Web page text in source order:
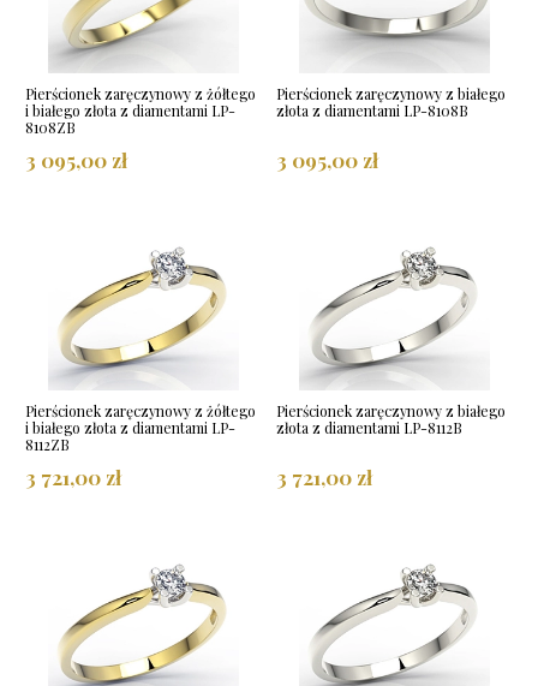
Pierścionek zaręczynowy z żółtego
i białego złota z diamentami LP-
8108ZB
3 095,00 zł
Pierścionek zaręczynowy z białego
złota z diamentami LP-8108B
3 095,00 zł
Pierścionek zaręczynowy z żółtego
i białego złota z diamentami LP-
8112ZB
3 721,00 zł
Pierścionek zaręczynowy z białego
złota z diamentami LP-8112B
3 721,00 zł